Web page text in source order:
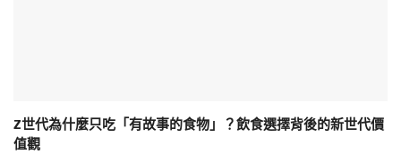
Z世代為什麼只吃「有故事的食物」？飲食選擇背後的新世代價
值觀